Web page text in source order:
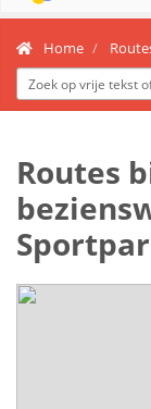
Home
Routes